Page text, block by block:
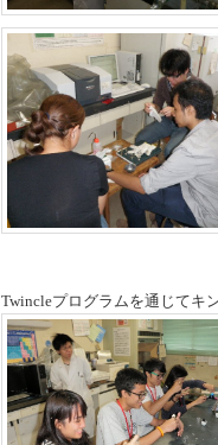
Twincleプログラムを通じてキ